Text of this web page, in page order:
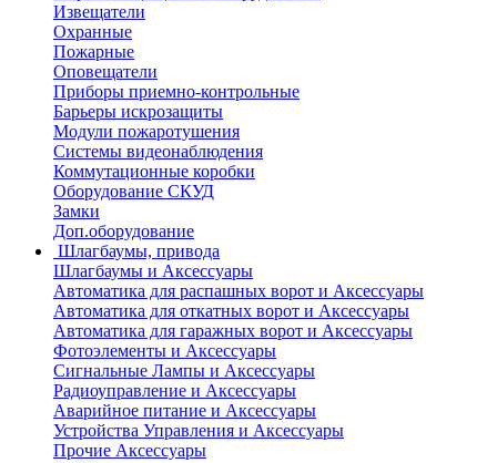
Извещатели
Охранные
Пожарные
Оповещатели
Приборы приемно-контрольные
Барьеры искрозащиты
Модули пожаротушения
Системы видеонаблюдения
Коммутационные коробки
Оборудование СКУД
Замки
Доп.оборудование
Шлагбаумы, привода
Шлагбаумы и Аксессуары
Автоматика для распашных ворот и Аксессуары
Автоматика для откатных ворот и Аксессуары
Автоматика для гаражных ворот и Аксессуары
Фотоэлементы и Аксессуары
Сигнальные Лампы и Аксессуары
Радиоуправление и Аксессуары
Аварийное питание и Аксессуары
Устройства Управления и Аксессуары
Прочие Аксессуары